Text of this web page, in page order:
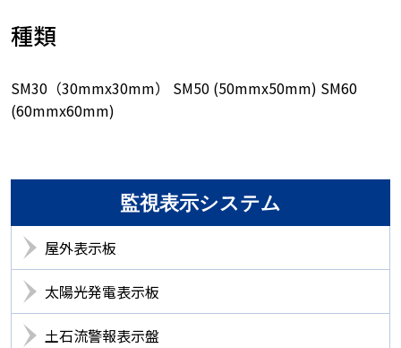
種類
SM30（30mmx30mm） SM50 (50mmx50mm) SM60
(60mmx60mm)
監視表示システム
屋外表示板
太陽光発電表示板
土石流警報表示盤